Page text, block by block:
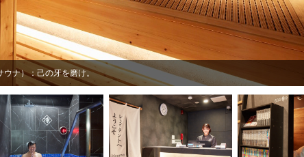
ウナ）：己の牙を磨け。